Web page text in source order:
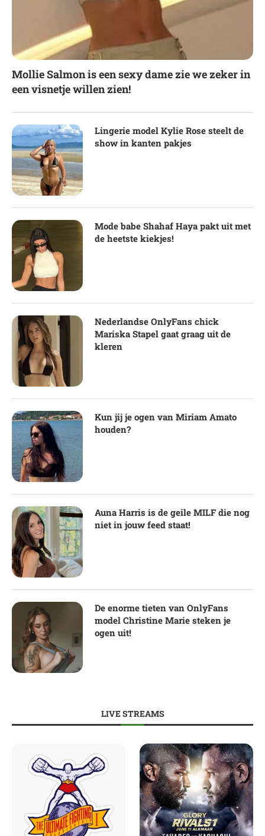
Mollie Salmon is een sexy dame zie we zeker in
een visnetje willen zien!
Lingerie model Kylie Rose steelt de
show in kanten pakjes
Mode babe Shahaf Haya pakt uit met
de heetste kiekjes!
Nederlandse OnlyFans chick
Mariska Stapel gaat graag uit de
kleren
Kun jij je ogen van Miriam Amato
houden?
Auna Harris is de geile MILF die nog
niet in jouw feed staat!
De enorme tieten van OnlyFans
model Christine Marie steken je
ogen uit!
LIVE STREAMS